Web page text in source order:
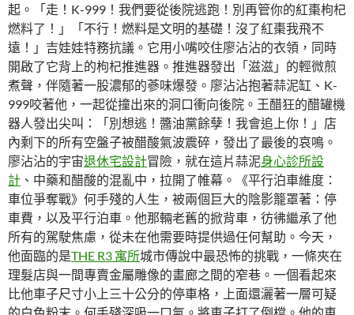
起。「走！K-999！我們要從後院逃跑！別再管你的紅棗枸杞
燃料了！」「不行！燃料是文明的基礎！沒了紅棗我飛不
遠！」吉娃娃特務抗議。它用小嘴咬住廖沾沾的衣領，同時
開啟了它背上的枸杞推進器。推進器發出「滋滋」的輕微煎
煮聲，伴隨著一股濃郁的蔘味爆發。廖沾沾抱著蒜泥缸、K-
999咬著他，一起從撞出來的洞口衝向後院。王醋狂的醋罐機
器人發出尖叫：「別想逃！醬油黨餘孽！我會追上你！」店
內剩下的所有空盤子被醋酸氣波震碎，發出了最後的哀鳴。
廖沾沾的宇宙退休宅設計冒險，就在這片蒜泥身心診所設
計 、中藥和醋酸的混亂中，拉開了帷幕。《平行泊車維度：
車位爭奪戰》何手殘的人生，被兩個巨大的陰影籠罩著：停
車費，以及平行泊車。他那輛老舊的掀背車，彷彿繼承了他
所有的駕駛焦慮，從未在他需要時提供過任何幫助。今天，
他面臨的是THE R3 寓所城市傳說中最恐怖的挑戰，一條夾在
理髮店與一間專賣金屬雕像的畫廊之間的窄巷。一個看起來
比他車子尺寸小上三十公分的停車格，上面還灑著一層可疑